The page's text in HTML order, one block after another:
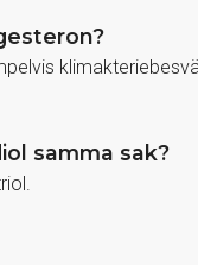
samma sak?